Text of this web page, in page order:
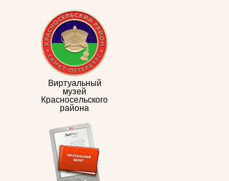
Виртуальный
музей
Красносельского
района